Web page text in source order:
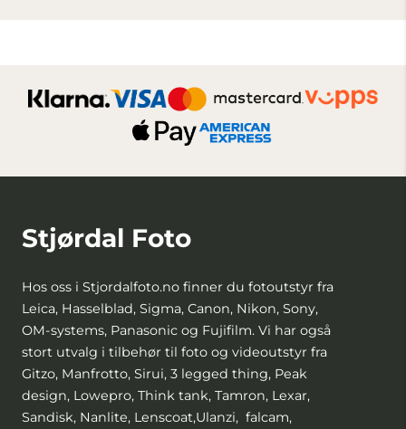
Stjørdal Foto
Hos oss i Stjordalfoto.no finner du fotoutstyr fra
Leica, Hasselblad, Sigma, Canon, Nikon, Sony,
OM-systems, Panasonic og Fujifilm. Vi har også
stort utvalg i tilbehør til foto og videoutstyr fra
Gitzo, Manfrotto, Sirui, 3 legged thing, Peak
design, Lowepro, Think tank, Tamron, Lexar,
Sandisk, Nanlite, Lenscoat,Ulanzi, falcam,